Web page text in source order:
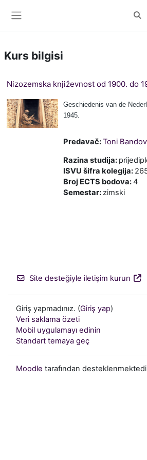
Kurs bilgisi
Nizozemska književnost od 1900. do
Geschiedenis van de
1945.
Predavač:Toni Bandov
Razina studija:
ISVU šifra kolegija:
Broj ECTS bodova:4
Semestar:zimski
Site desteğiyle iletişim kurun
Giriş yapmadınız. (Giriş yap)
Veri saklama özeti
Mobil uygulamayı edinin
Standart temaya geç
Moodle tarafından